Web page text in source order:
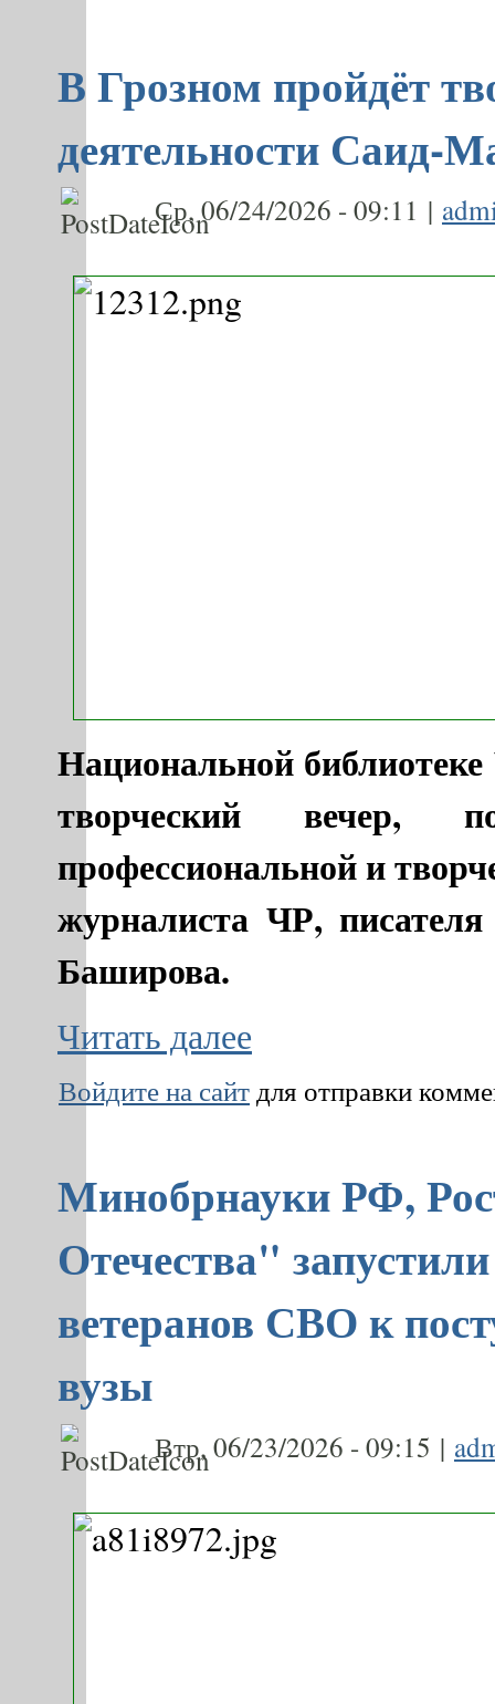
В Грозном пройдёт
деятельности Саид-
Ср, 06/24/2026 - 09:11 |
Национальной
творческий
профессиональной и
журналиста ЧР,
Баширова.
Читать далее
Войдите на сайтдля отправки
Минобрнауки РФ,
Отечества"
ветеранов СВО к
вузы
Втр, 06/23/2026 - 09:15 |